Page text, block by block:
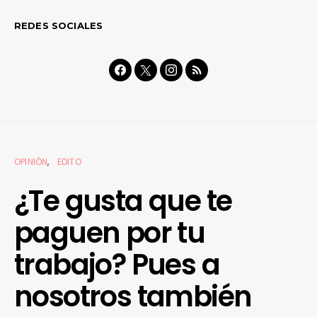
REDES SOCIALES
OPINIÓN EDITO
¿Te gusta que te
paguen por tu
trabajo? Pues a
nosotros también